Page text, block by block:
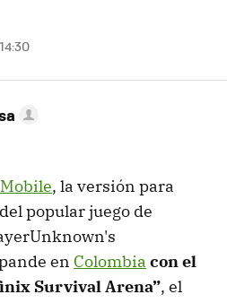
, la versión para
popular juego de
en Colombia con el
Survival Arena”, el